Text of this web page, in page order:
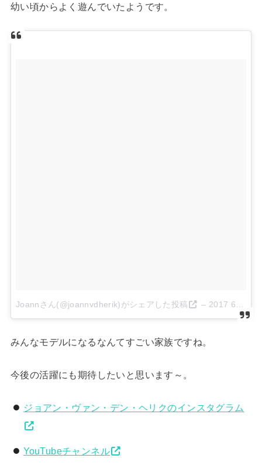
幼い頃からよく遊んでいたようです。
Joannさん(@joannvdherik)がシェアした投稿 – 2017 6月 22 1:47午前 PDT
みんなモデルになるなんてすごい家族ですね。
今後の活躍にも期待したいと思います～。
ジョアン・ヴァン・デン・ヘリクのインスタグラム
YouTubeチャンネル